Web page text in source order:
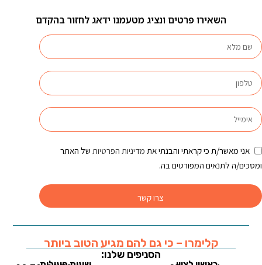
השאירו פרטים ונציג מטעמנו ידאג לחזור בהקדם
אני מאשר/ת כי קראתי והבנתי את מדיניות הפרטיות של האתר
ומסכים/ה לתנאים המפורטים בה.
צרו קשר
קלימרו – כי גם להם מגיע הטוב ביותר
הסניפים שלנו: